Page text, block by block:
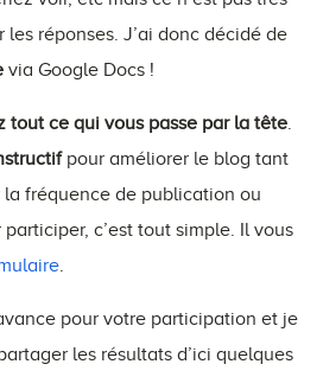
réponses. J’ai donc décidé de
via Google Docs !
tout ce qui vous passe par la tête
pour améliorer le blog tant
fréquence de publication ou
c’est tout simple. Il vous
pour votre participation et je
les résultats d’ici quelques